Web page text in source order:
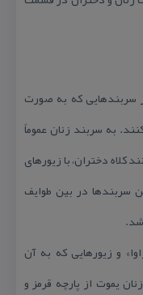
سربندهایی كه به صورت
به سربند زنان عموماً
كلاه دختران، با زیورهای
سربندها در بین طوایف
و زیورهایی كه به آن
یموت از پارچه قرمز و